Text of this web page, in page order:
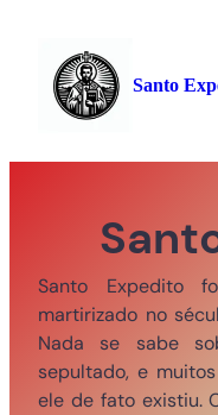
conteúdo
Santo
Santo Expedito
martirizado no
Nada se sabe
sepultado, e
ele de fato existiu.